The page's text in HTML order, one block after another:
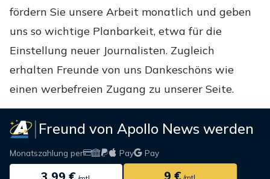
fördern Sie unsere Arbeit monatlich und geben
uns so wichtige Planbarkeit, etwa für die
Einstellung neuer Journalisten. Zugleich
erhalten Freunde von uns Dankeschöns wie
einen werbefreien Zugang zu unserer Seite.
Freund von Apollo News werden
Monatszahlung per Pay Pay
9 €